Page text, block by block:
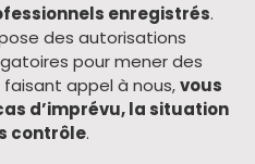
enregistrés.
des autorisations
pour mener des
appel à nous,vous
d’imprévu, la situation
contrôle.